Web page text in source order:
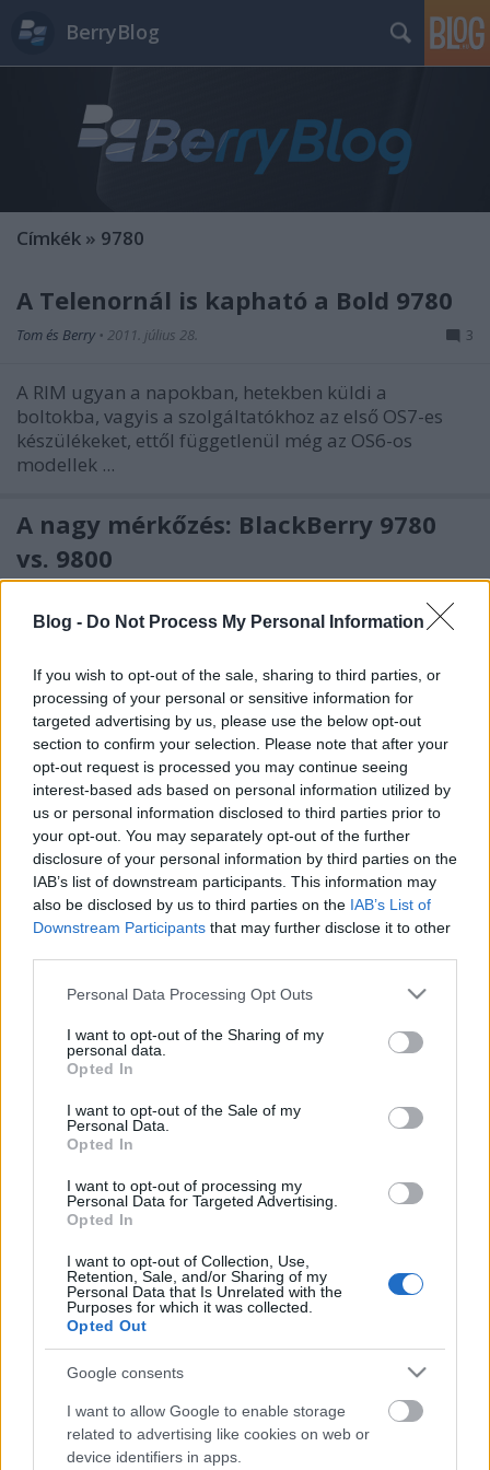
Blog - Do Not Process My Personal Information
If you wish to opt-out of the sale, sharing to third parties, or
processing of your personal or sensitive information for
targeted advertising by us, please use the below opt-out
section to confirm your selection. Please note that after your
opt-out request is processed you may continue seeing
interest-based ads based on personal information utilized by
us or personal information disclosed to third parties prior to
your opt-out. You may separately opt-out of the further
disclosure of your personal information by third parties on the
IAB’s list of downstream participants. This information may
also be disclosed by us to third parties on the IAB’s List of
Downstream Participants that may further disclose it to other
Please note that this website/app uses one or more Google
not limited to your visit or usage behaviour. You may click to
grant or deny consent to Google and its third-party tags to
use your data for below specified purposes in below Google
consent section.
Personal Data Processing Opt Outs
I want to opt-out of the Sharing of my
personal data.
Opted In
I want to opt-out of the Sale of my
Personal Data.
Opted In
I want to opt-out of processing my
Personal Data for Targeted Advertising.
Opted In
I want to opt-out of Collection, Use,
Retention, Sale, and/or Sharing of my
Personal Data that Is Unrelated with the
Purposes for which it was collected.
Opted Out
Google consents
I want to allow Google to enable storage
related to advertising like cookies on web or
device identifiers in apps.
BerryBlog
Címkék » 9780
A Telenornál is kapható a Bold 9780
Tom és Berry • 2011. július 28. 3
A RIM ugyan a napokban, hetekben küldi a
boltokba, vagyis a szolgáltatókhoz az első OS7-es
készülékeket, ettől függetlenül még az OS6-os
modellek ...
A nagy mérkőzés: BlackBerry 9780
vs. 9800
vásárlók a kérdést, miszerint az aktuális
csúcskategóriás kínálatból melyik BlackBerry lenne
Kamerák kereszttüzében -
fotóösszehasonlítás Boldokkal
Tom és Berry 2011. március 21.
Ismerősi, baráti körben többször felmerül a
hitetlenkedő kérdés, hogy mégis mi szükség van a
mobilokban a kamerákra, illetve általában ...
kapható a Bold 9780
Múlt héten megírtuk, hogy bekerült a T-Mobile
vagyis a 9780, ám a bolti értékesítés még nem ...
Hivatalosan is megérkezett (?) a Bold
9780 a T-Mobile-hoz
Tom és Berry•2011. március 11.
A T-Mobile bejelentette, hogy elérhető a
webshopban a Bold 9780, megemlítve, hogy a
telefon "március folyamán" kapható lesz az
üzletekben is. Wow, az ...